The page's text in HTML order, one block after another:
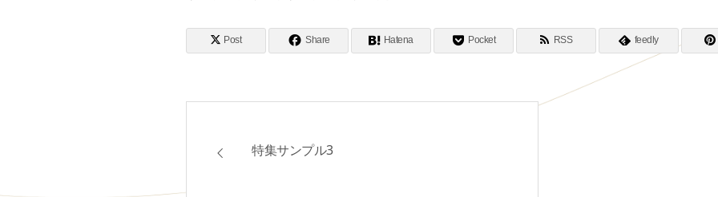
Post Share Hatena Pocket RSS feedly
特集サンプル3